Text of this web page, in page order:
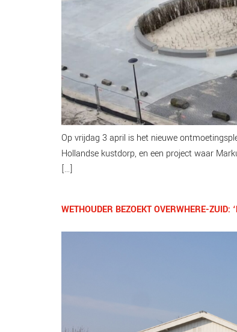
Op vrijdag 3 april is het nieuwe
Hollandse kustdorp, en een project waar
[…]
WETHOUDER BEZOEKT OVERWHERE-ZUID: